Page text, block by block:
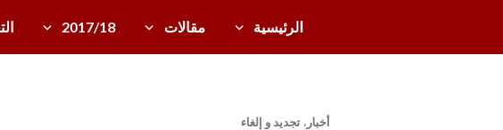
دل
الرئيسية مقالات 2017/18
أخبار ، تجديد و إلغاء